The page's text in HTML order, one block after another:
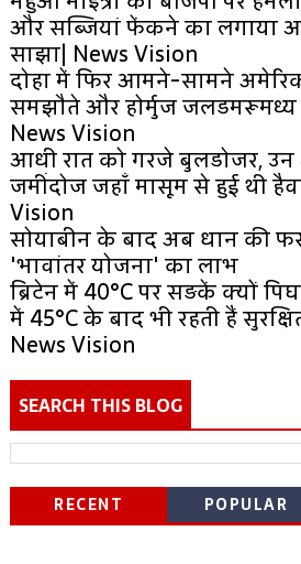
और सब्जियां फेंकने का लगाया
साझा| News Vision
दोहा में फिर आमने-सामने
समझौते और होर्मुज जलडमरूमध्य
News Vision
आधी रात को गरजे बुलडोजर, उन
जमींदोज जहाँ मासूम से हुई थी
Vision
सोयाबीन के बाद अब धान की
'भावांतर योजना' का लाभ
ब्रिटेन में 40°C पर सड़कें क्यों
में 45°C के बाद भी रहती हैं
News Vision
SEARCH THIS BLOG
RECENT POPULAR